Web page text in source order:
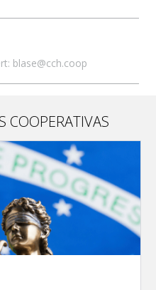
blase@cch.coop
COOPERATIVAS